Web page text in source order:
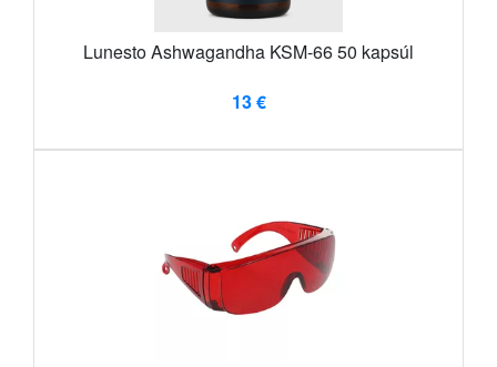
Lunesto Ashwagandha KSM-66 50 kapsúl
13 €